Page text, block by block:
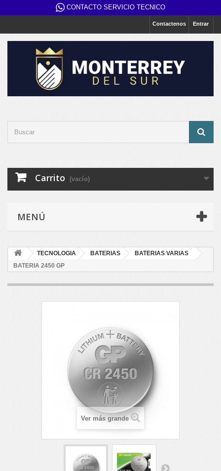
CONTACTO SERVICIO TECNICO
Entrar
Contactenos
Carrito (vacío)
MENÚ
TECNOLOGIA BATERIAS
BATERIAS VARIAS
BATERIA 2450 GP
Ver más grande